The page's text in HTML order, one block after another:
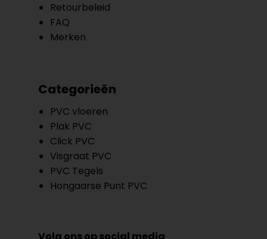
Retourbeleid
FAQ
Merken
Categorieën
PVC vloeren
Plak PVC
Click PVC
Visgraat PVC
PVC Tegels
Hongaarse Punt PVC